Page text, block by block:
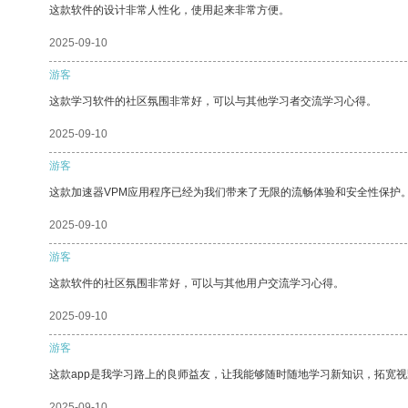
这款软件的设计非常人性化，使用起来非常方便。
2025-09-10
游客
这款学习软件的社区氛围非常好，可以与其他学习者交流学习心得。
2025-09-10
游客
这款加速器VPM应用程序已经为我们带来了无限的流畅体验和安全性保护
2025-09-10
游客
这款软件的社区氛围非常好，可以与其他用户交流学习心得。
2025-09-10
游客
这款app是我学习路上的良师益友，让我能够随时随地学习新知识，拓宽